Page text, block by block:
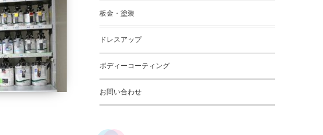
板金・塗装
ドレスアップ
ボディーコーティング
お問い合わせ